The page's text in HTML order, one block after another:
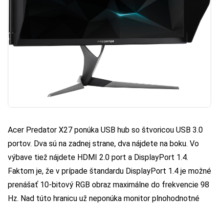
Acer Predator X27 ponúka USB hub so štvoricou USB 3.0
portov. Dva sú na zadnej strane, dva nájdete na boku. Vo
výbave tiež nájdete HDMI 2.0 port a DisplayPort 1.4.
Faktom je, že v prípade štandardu DisplayPort 1.4 je možné
prenášať 10-bitový RGB obraz maximálne do frekvencie 98
Hz. Nad túto hranicu už neponúka monitor plnohodnotné